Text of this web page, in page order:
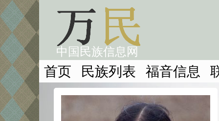
中国民族信息网
首页 民族列表 福音信息